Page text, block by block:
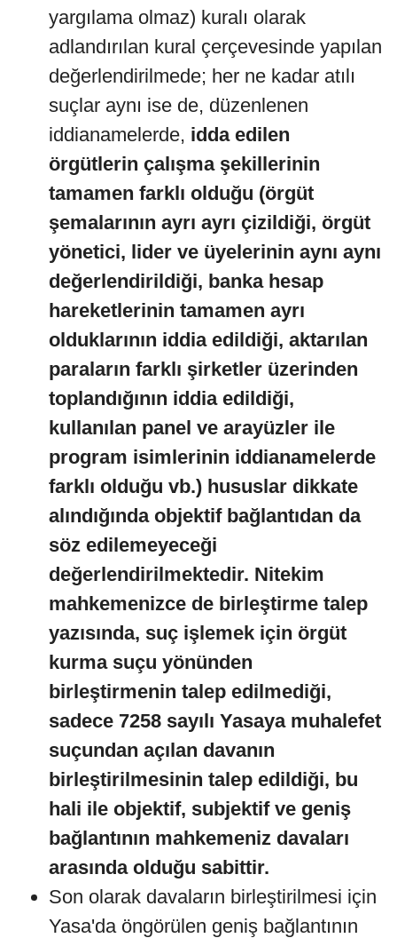
yargılama olmaz) kuralı olarak
adlandırılan kural çerçevesinde yapılan
değerlendirilmede; her ne kadar atılı
suçlar aynı ise de, düzenlenen
iddianamelerde, idda edilen
örgütlerin çalışma şekillerinin
tamamen farklı olduğu (örgüt
şemalarının ayrı ayrı çizildiği, örgüt
yönetici, lider ve üyelerinin aynı aynı
değerlendirildiği, banka hesap
hareketlerinin tamamen ayrı
olduklarının iddia edildiği, aktarılan
paraların farklı şirketler üzerinden
toplandığının iddia edildiği,
kullanılan panel ve arayüzler ile
program isimlerinin iddianamelerde
farklı olduğu vb.) hususlar dikkate
alındığında objektif bağlantıdan da
söz edilemeyeceği
değerlendirilmektedir. Nitekim
mahkemenizce de birleştirme talep
yazısında, suç işlemek için örgüt
kurma suçu yönünden
birleştirmenin talep edilmediği,
sadece 7258 sayılı Yasaya muhalefet
suçundan açılan davanın
birleştirilmesinin talep edildiği, bu
hali ile objektif, subjektif ve geniş
bağlantının mahkemeniz davaları
arasında olduğu sabittir.
Son olarak davaların birleştirilmesi için
Yasa'da öngörülen geniş bağlantının